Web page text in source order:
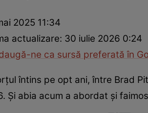
româneștiInterviurile Click!
2025 11:34
actualizare: 30 iulie 2026 0:24
ne ca sursă preferată în
întins pe opt ani, între Brad
Și abia acum a abordat și